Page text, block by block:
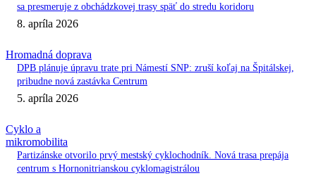
sa presmeruje z obchádzkovej trasy späť do stredu koridoru
8. apríla 2026
Hromadná doprava
DPB plánuje úpravu trate pri Námestí SNP: zruší koľaj na Špitálskej,
pribudne nová zastávka Centrum
5. apríla 2026
Cyklo a
mikromobilita
Partizánske otvorilo prvý mestský cyklochodník. Nová trasa prepája
centrum s Hornonitrianskou cyklomagistrálou